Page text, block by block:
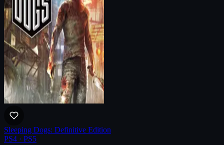
Sleeping Dogs: Definitive Edition
PS4 · PS5